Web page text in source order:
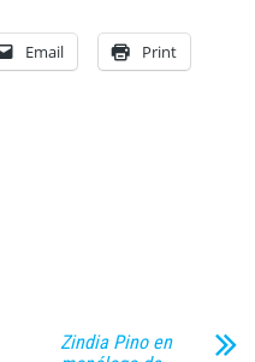
Email Print
Zindia Pino en